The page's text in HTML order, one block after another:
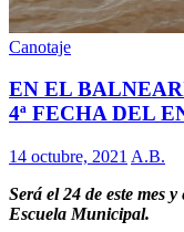
Canotaje
EN EL
4ª FECHA DEL
14 octubre, 2021 A.B.
Será el 24 de este mes
Escuela Municipal.